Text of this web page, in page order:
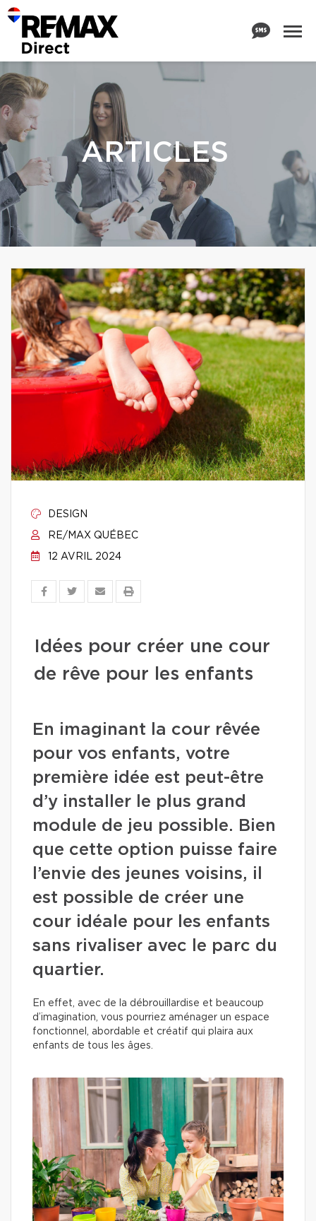
ARTICLES
DESIGN
RE/MAX QUÉBEC
12 AVRIL 2024
Idées pour créer une cour
de rêve pour les enfants
En imaginant la cour rêvée
pour vos enfants, votre
première idée est peut-être
d’y installer le plus grand
module de jeu possible. Bien
que cette option puisse faire
l’envie des jeunes voisins, il
est possible de créer une
cour idéale pour les enfants
sans rivaliser avec le parc du
quartier.
En effet, avec de la débrouillardise et beaucoup
d’imagination, vous pourriez aménager un espace
fonctionnel, abordable et créatif qui plaira aux
enfants de tous les âges.